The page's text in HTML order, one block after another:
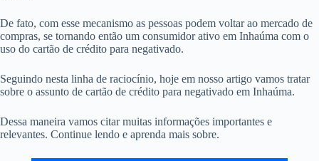
De fato, com esse mecanismo as pessoas podem voltar ao mercado de
compras, se tornando então um consumidor ativo em Inhaúma com o
uso do cartão de crédito para negativado.
Seguindo nesta linha de raciocínio, hoje em nosso artigo vamos tratar
sobre o assunto de cartão de crédito para negativado em Inhaúma.
Dessa maneira vamos citar muitas informações importantes e
relevantes. Continue lendo e aprenda mais sobre.